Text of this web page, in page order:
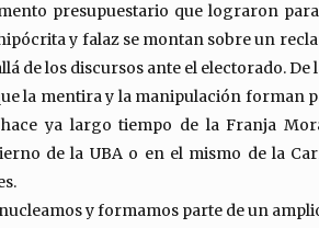
presupuestario que lograron
y falaz se montan sobre un
de los discursos ante el electorado. De
la mentira y la manipulación forman
ya largo tiempo de la Franja
de la UBA o en el mismo de la
y formamos parte de un